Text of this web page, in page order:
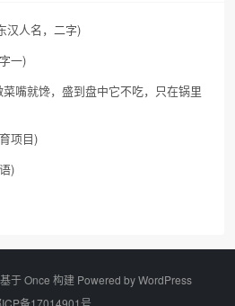
汉人名，二字)
一)
嘴就馋，盛到盘中它不吃，只在锅里
项目)
)
于 Once 构建 Powered byWordPress
备17014901号